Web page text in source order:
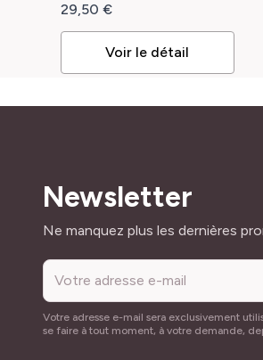
Voir le détail
Adresse mail
Ne manquez plus les dernières
Votre adresse e-mail sera exclusivement